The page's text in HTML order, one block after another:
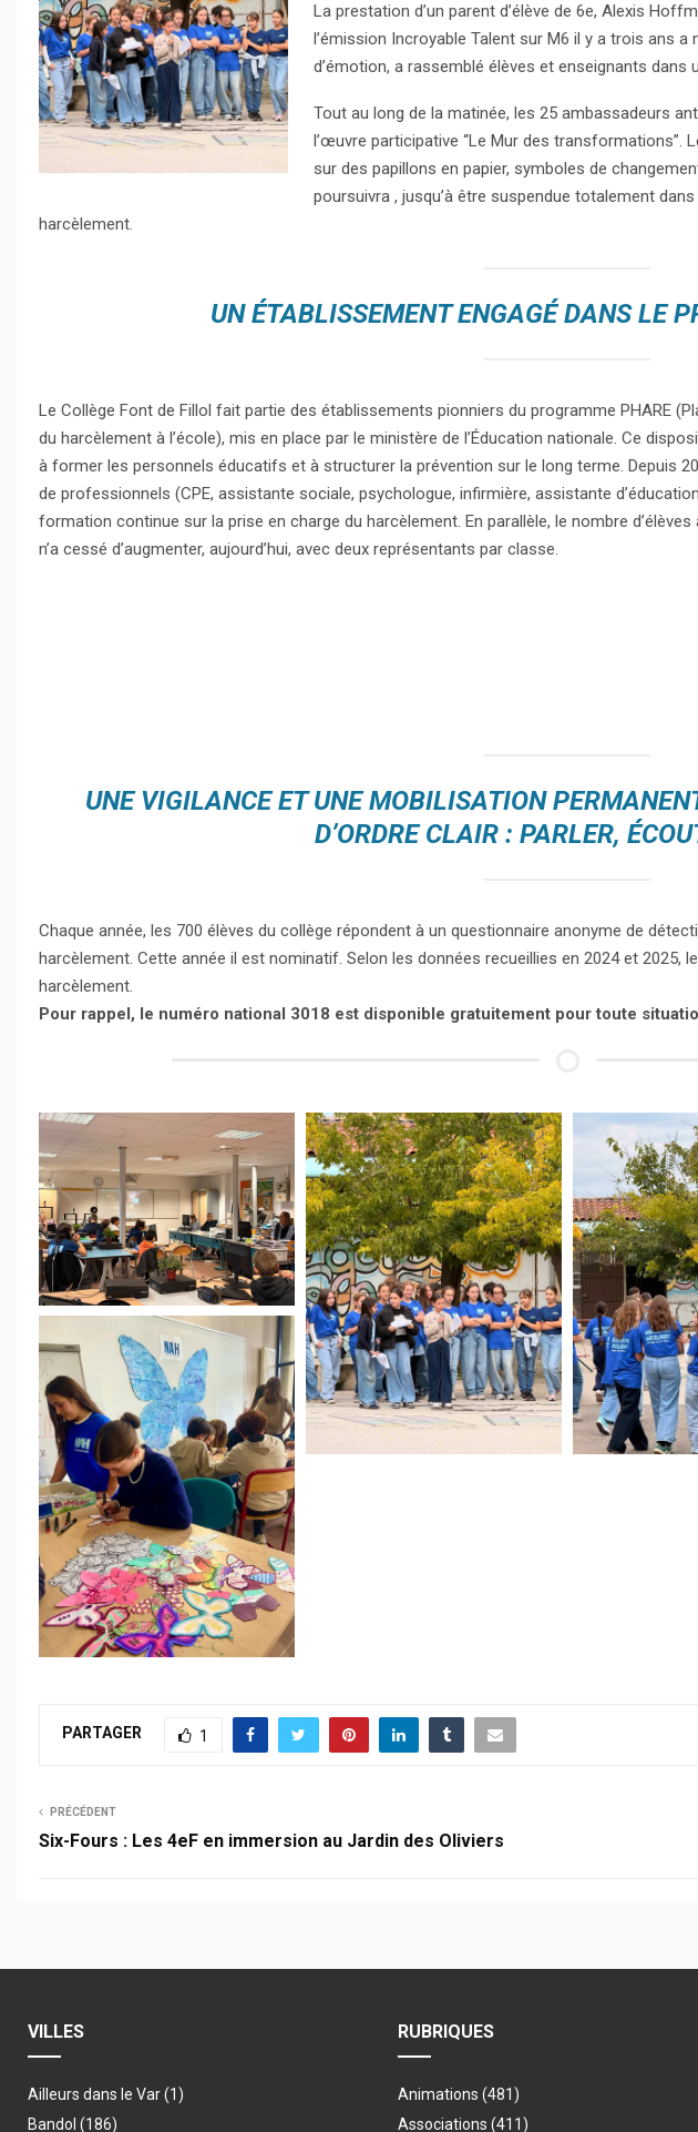
La prestation d’un parent d’élève de 6e, Alexis
l’émission Incroyable Talent sur M6 il y a trois ans
d’émotion, a rassemblé élèves et enseignants dans
Tout au long de la matinée, les 25 ambassadeurs
l’œuvre participative “Le Mur des
sur des papillons en papier, symboles de
poursuivra , jusqu’à être suspendue totalement
harcèlement.
UN ÉTABLISSEMENT ENGAGÉ DANS LE
Le Collège Font de Fillol fait partie des établissements pionniers du programme PHARE
du harcèlement à l’école), mis en place par le ministère de l’Éducation nationale. Ce
à former les personnels éducatifs et à structurer la prévention sur le long terme. Depuis
de professionnels (CPE, assistante sociale, psychologue, infirmière, assistante
formation continue sur la prise en charge du harcèlement. En parallèle, le nombre
n’a cessé d’augmenter, aujourd’hui, avec deux représentants par classe.
UNE VIGILANCE ET UNE MOBILISATION
D’ORDRE CLAIR : PARLER,
Chaque année, les 700 élèves du collège répondent à un questionnaire anonyme de
harcèlement. Cette année il est nominatif. Selon les données recueillies en 2024 et 2025,
harcèlement.
Pour rappel, le numéro national 3018 est disponible gratuitement pour toute
PARTAGER 1
PRÉCÉDENT
Six-Fours : Les 4eF en immersion au Jardin des Oliviers
VILLES
Ailleurs dans le Var(1)
Bandol (186)
RUBRIQUES
Animations (481)
Associations (411)